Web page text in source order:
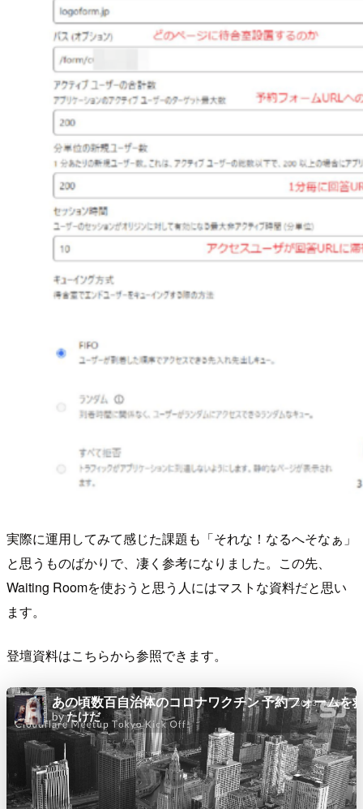
実際に運用してみて感じた課題も「それな！なるへそなぁ」
と思うものばかりで、凄く参考になりました。この先、
Waiting Roomを使おうと思う人にはマストな資料だと思い
ます。
登壇資料はこちらから参照できます。